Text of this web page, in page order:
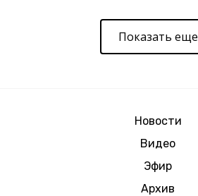
Показать еще
Новости
Видео
Эфир
Архив